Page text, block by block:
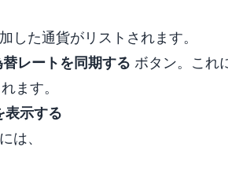
した通貨がリストされます。
替レートを同期する ボタン。これ
ます。
表示する
は、